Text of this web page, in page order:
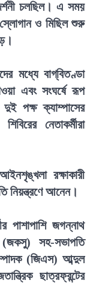
চলছিল। এ সময়
স্লোগান ও মিছিল শুরু
মধ্যে বাগ্‌বিতণ্ডা
এবং সংঘর্ষে রূপ
পক্ষ ক্যাম্পাসের
নেতাকর্মীরা
রক্ষাকারী
নিয়ন্ত্রণে আনেন।
পাশাপাশি জগন্নাথ
(জকসু) সহ-সভাপতি
(জিএস) আব্দুল
ছাত্রফ্রন্টের